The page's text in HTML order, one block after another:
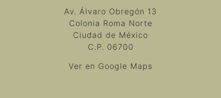
Av. Álvaro Obregón 13
Colonia Roma Norte
Ciudad de México
C.P. 06700
Ver en Google Maps